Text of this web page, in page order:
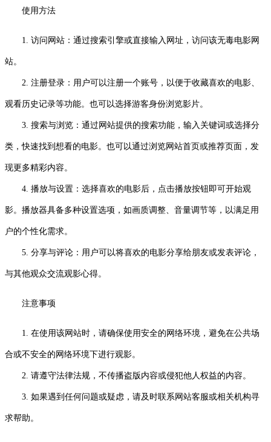
使用方法
1. 访问网站：通过搜索引擎或直接输入网址，访问该无毒电影网
站。
2. 注册登录：用户可以注册一个账号，以便于收藏喜欢的电影、
观看历史记录等功能。也可以选择游客身份浏览影片。
3. 搜索与浏览：通过网站提供的搜索功能，输入关键词或选择分
类，快速找到想看的电影。也可以通过浏览网站首页或推荐页面，发
现更多精彩内容。
4. 播放与设置：选择喜欢的电影后，点击播放按钮即可开始观
影。播放器具备多种设置选项，如画质调整、音量调节等，以满足用
户的个性化需求。
5. 分享与评论：用户可以将喜欢的电影分享给朋友或发表评论，
与其他观众交流观影心得。
注意事项
1. 在使用该网站时，请确保使用安全的网络环境，避免在公共场
合或不安全的网络环境下进行观影。
2. 请遵守法律法规，不传播盗版内容或侵犯他人权益的内容。
3. 如果遇到任何问题或疑虑，请及时联系网站客服或相关机构寻
求帮助。